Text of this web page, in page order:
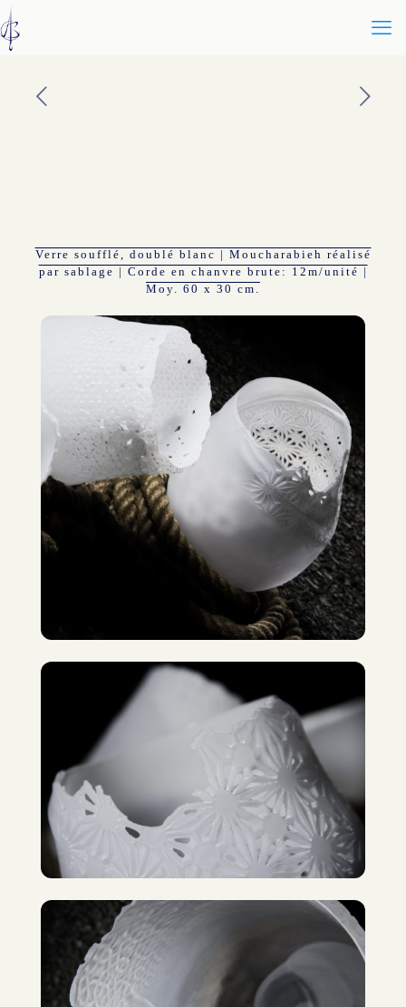
Verre soufflé, doublé blanc | Moucharabieh réalisé
par sablage | Corde en chanvre brute: 12m/unité |
Moy. 60 x 30 cm.